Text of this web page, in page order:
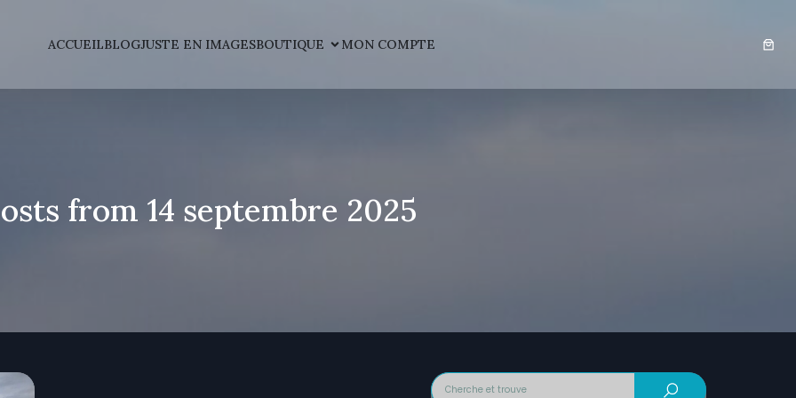
ACCUEILBLOGJUSTE EN IMAGESBOUTIQUE MON COMPTE
from 14 septembre 2025